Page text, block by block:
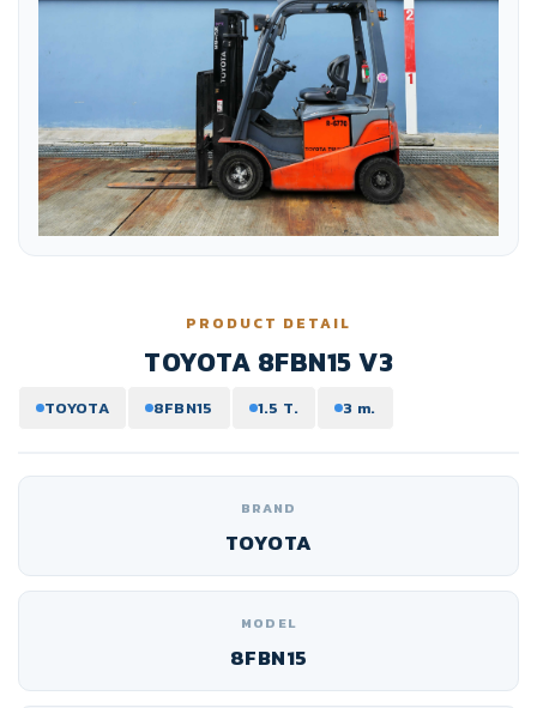
PRODUCT DETAIL
TOYOTA 8FBN15 V3
TOYOTA 8FBN15 1.5 T. 3 m.
BRAND
TOYOTA
MODEL
8FBN15